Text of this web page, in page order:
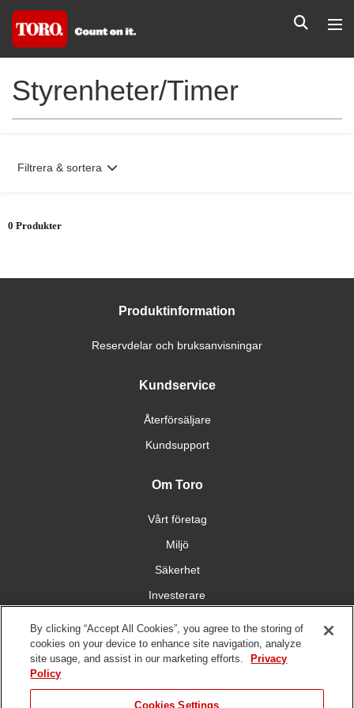
Styrenheter/Timer
0 Produkter
Filtrera & sortera
Produktinformation
Reservdelar och bruksanvisningar
Kundservice
Återförsäljare
Kundsupport
Om Toro
Vårt företag
Miljö
Säkerhet
Investerare
Få kontakt med oss
By clicking “Accept All Cookies”, you agree to the storing of
cookies on your device to enhance site navigation, analyze
site usage, and assist in our marketing efforts.
Privacy
Policy
Cookies Settings